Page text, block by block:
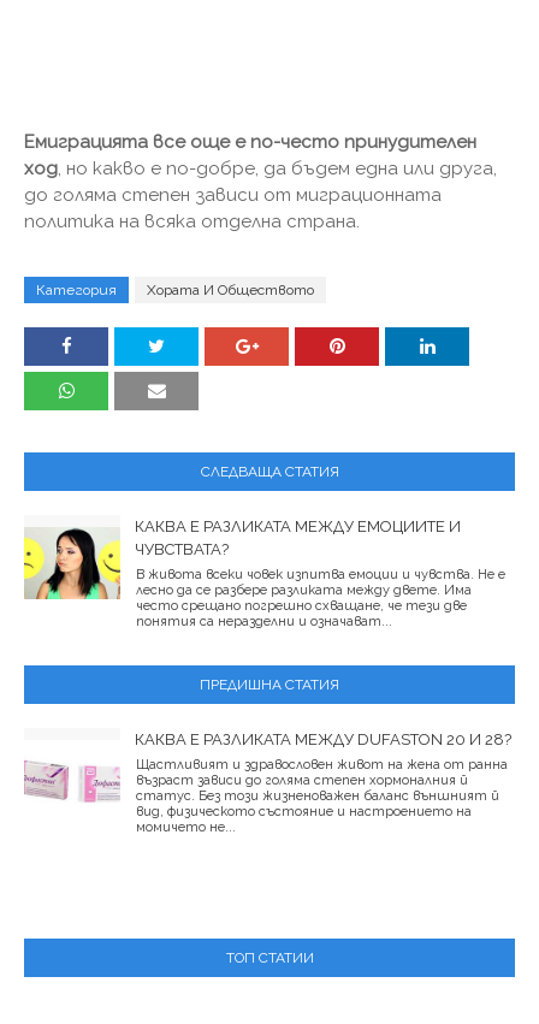
Емиграцията все още е по-често принудителен
ход, но какво е по-добре, да бъдем една или друга,
до голяма степен зависи от миграционната
политика на всяка отделна страна.
Категория Хората И Обществото
СЛЕДВАЩА СТАТИЯ
КАКВА Е РАЗЛИКАТА МЕЖДУ ЕМОЦИИТЕ И
ЧУВСТВАТА?
В живота всеки човек изпитва емоции и чувства. Не е
лесно да се разбере разликата между двете. Има
често срещано погрешно схващане, че тези две
понятия са неразделни и означават...
ПРЕДИШНА СТАТИЯ
КАКВА Е РАЗЛИКАТА МЕЖДУ DUFASTON 20 И 28?
Щастливият и здравословен живот на жена от ранна
възраст зависи до голяма степен хормоналния й
статус. Без този жизненоважен баланс външният й
вид, физическото състояние и настроението на
момичето не...
ТОП СТАТИИ